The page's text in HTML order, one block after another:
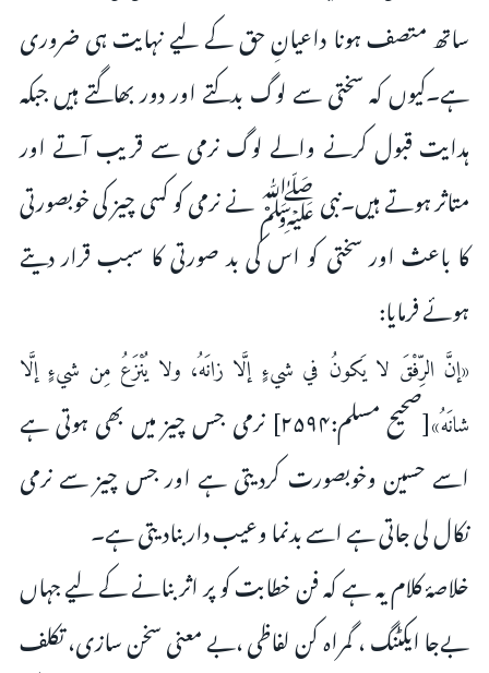
ساتھ متصف ہونا داعیانِ حق کے لیے نہایت ہی ضروری
ہے۔کیوں کہ سختی سے لوگ بدکتے اور دور بھاگتے ہیں جبکہ
ہدایت قبول کرنے والے لوگ نرمی سے قریب آتے اور
متاثر ہوتے ہیں۔نبی ﷺ نے نرمی کو کسی چیز کی خوبصورتی
کا باعث اور سختی کو اس کی بد صورتی کا سبب قرار دیتے
ہوئے فرمایا:
«إنَّ الرِّفْقَ لا يَكونُ في شيءٍ إلَّا زانَهُ، ولا يُنْزَعُ مِن شيءٍ إلَّا
شانَهُ»
[صحيح مسلم:۲۵۹۴] نرمی جس چیز میں بھی ہوتی ہے
اسے حسین وخوبصورت کردیتی ہے اور جس چیز سے نرمی
نکال لی جاتی ہے اسے بدنما وعیب دار بنادیتی ہے۔
خلاصۂ کلام یہ ہے کہ فن خطابت کو پر اثر بنانے کے لیے جہاں
بےجا ایکٹنگ ، گمراہ کن لفاظی ،بے معنی سخن سازی، تکلف